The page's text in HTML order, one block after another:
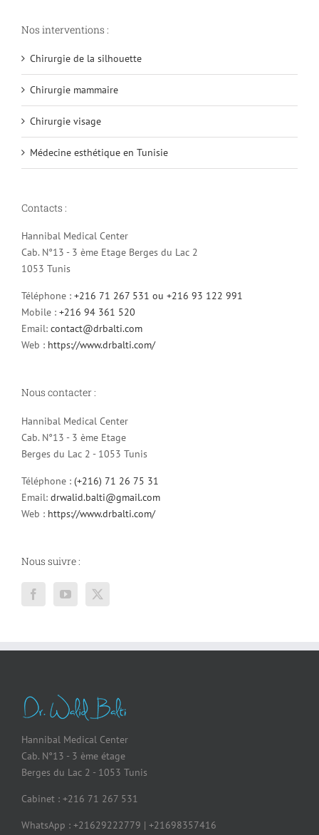
Nos interventions :
Chirurgie de la silhouette
Chirurgie mammaire
Chirurgie visage
Médecine esthétique en Tunisie
Contacts :
Hannibal Medical Center
Cab. N°13 - 3 ème Etage Berges du Lac 2
1053 Tunis
Téléphone : +216 71 267 531 ou +216 93 122 991
Mobile : +216 94 361 520
Email: contact@drbalti.com
Web : https://www.drbalti.com/
Nous contacter :
Hannibal Medical Center
Cab. N°13 - 3 ème Etage
Berges du Lac 2 - 1053 Tunis
Téléphone : (+216) 71 26 75 31
Email: drwalid.balti@gmail.com
Web : https://www.drbalti.com/
Nous suivre :
Hannibal Medical Center
Cab. N°13 - 3 ème étage
Berges du Lac 2 - 1053 Tunis
Cabinet : +216 71 267 531
WhatsApp : +21629222779 | +21698357416